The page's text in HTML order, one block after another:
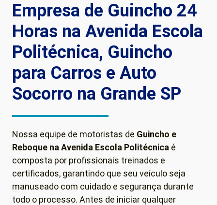
Empresa de Guincho 24
Horas na Avenida Escola
Politécnica, Guincho
para Carros e Auto
Socorro na Grande SP
Nossa equipe de motoristas de Guincho e
Reboque na Avenida Escola Politécnica é
composta por profissionais treinados e
certificados, garantindo que seu veículo seja
manuseado com cuidado e segurança durante
todo o processo. Antes de iniciar qualquer